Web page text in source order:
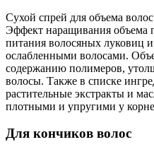
Сухой спрей для объема
Эффект наращивания объема
питания волосяных луковиц и
ослабленными волосами.
содержанию полимеров,
волосы. Также в списке
растительные экстракты и
плотными и упругими у
Для кончиков волос